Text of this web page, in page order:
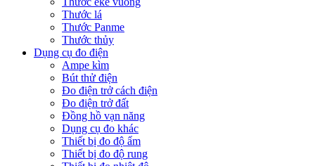
Thước lá
Thước Panme
Thước thủy
Dụng cụ đo điện
Ampe kìm
Bút thử điện
Đo điện trở cách điện
Đo điện trở đất
Đồng hồ vạn năng
Dụng cụ đo khác
Thiết bị đo độ ẩm
Thiết bị đo độ rung